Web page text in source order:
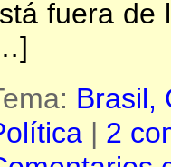
fuera de
Brasil,
| 2